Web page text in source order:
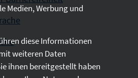
Medien, Werbung und
diese Informationen
weiteren Daten
ihnen bereitgestellt haben